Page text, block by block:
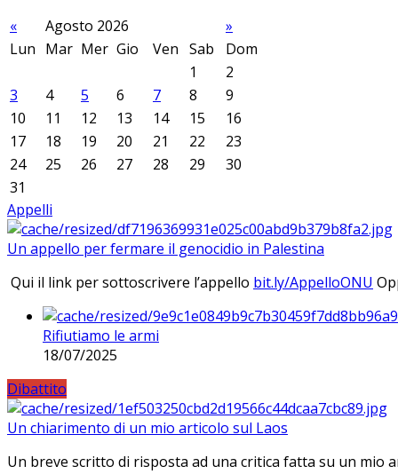
« Agosto 2026
»
Lun Mar Mer Gio Ven Sab
Dom
1
2
3
4 5 6 7 8
9
10
11 12 13 14 15
16
17
18 19 20 21 22
23
24
25 26 27 28 29
30
31
Appelli
Un appello per fermare il genocidio in Palestina
Qui il link per sottoscrivere l’appello bit.ly/AppelloONU
Rifiutiamo le armi
18/07/2025
Dibattito
Un chiarimento di un mio articolo sul Laos
Un breve scritto di risposta ad una critica fatta su un mio